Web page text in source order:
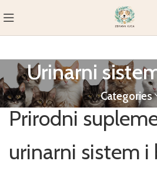
Urinarni
Categories
Prirodni
urinarni sistem i